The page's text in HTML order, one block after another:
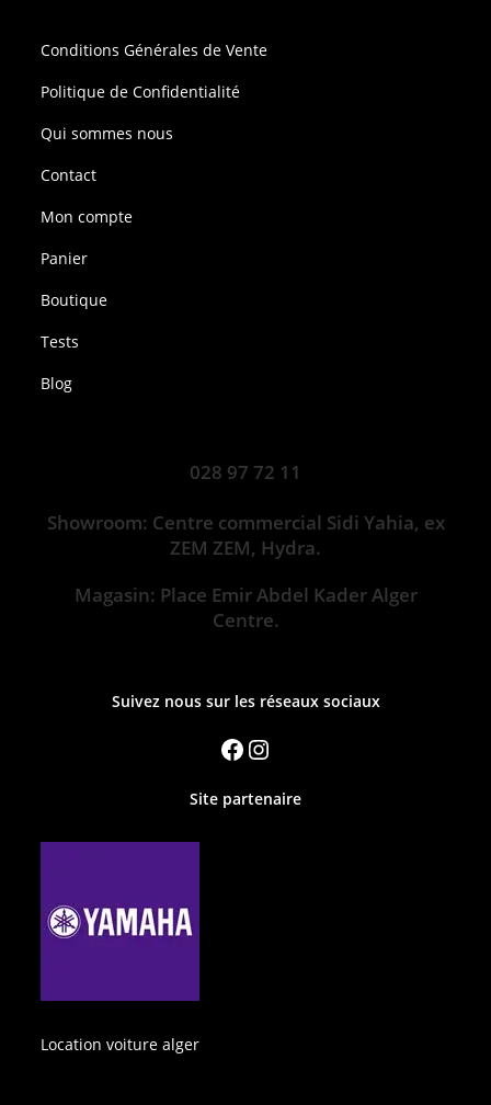
Conditions Générales de Vente
Politique de Confidentialité
Qui sommes nous
Contact
Mon compte
Panier
Boutique
Tests
Blog
028 97 72 11
Showroom: Centre commercial Sidi Yahia, ex
ZEM ZEM, Hydra.
Magasin: Place Emir Abdel Kader Alger
Centre.
Suivez nous sur les réseaux sociaux
Site partenaire
Location voiture alger